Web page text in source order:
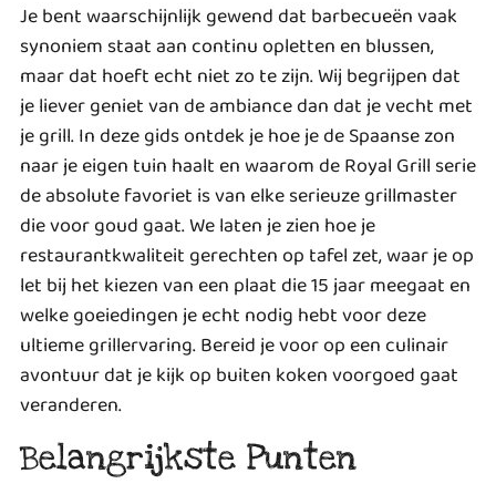
Je bent waarschijnlijk gewend dat barbecueën vaak
synoniem staat aan continu opletten en blussen,
maar dat hoeft echt niet zo te zijn. Wij begrijpen dat
je liever geniet van de ambiance dan dat je vecht met
je grill. In deze gids ontdek je hoe je de Spaanse zon
naar je eigen tuin haalt en waarom de Royal Grill serie
de absolute favoriet is van elke serieuze grillmaster
die voor goud gaat. We laten je zien hoe je
restaurantkwaliteit gerechten op tafel zet, waar je op
let bij het kiezen van een plaat die 15 jaar meegaat en
welke goeiedingen je echt nodig hebt voor deze
ultieme grillervaring. Bereid je voor op een culinair
avontuur dat je kijk op buiten koken voorgoed gaat
veranderen.
Belangrijkste Punten